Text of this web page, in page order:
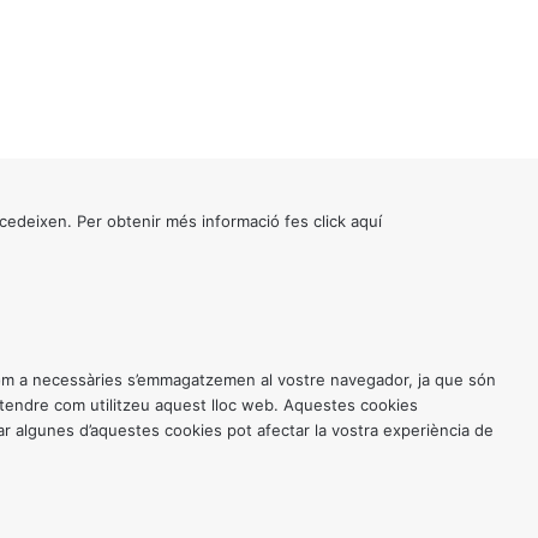
Per obtenir més informació fes click aquí
necessàries s’emmagatzemen al vostre navegador, ja que són
com utilitzeu aquest lloc web. Aquestes cookies
algunes d’aquestes cookies pot afectar la vostra experiència de